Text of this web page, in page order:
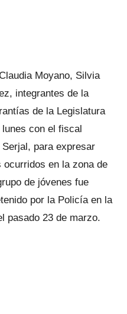
Moyano, Silvia
integrantes de la
de la Legislatura
con el fiscal
para expresar
ocurridos en la zona de
de jóvenes fue
por la Policía en la
pasado 23 de marzo.